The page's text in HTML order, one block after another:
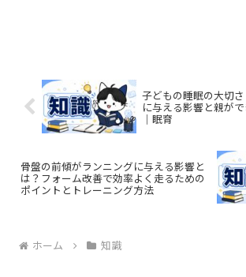
子どもの睡眠の大切
に与える影響と親が
｜眠育
骨盤の前傾がランニングに与える影響と
は？フォーム改善で効率よく走るための
ポイントとトレーニング方法
ホーム 知識